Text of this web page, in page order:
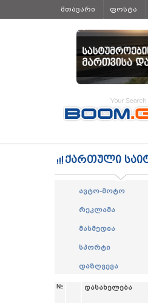
მთავარი ფოსტა
ყველა
ქართული
ავტო-მოტო
რეკლამა
მასმედია
სპორტი
დაზღვევა
№ დასახელება